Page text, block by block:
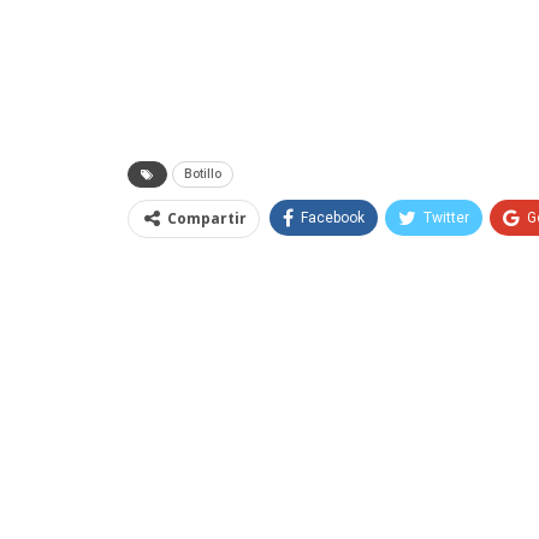
Botillo
Compartir Facebook Twitter